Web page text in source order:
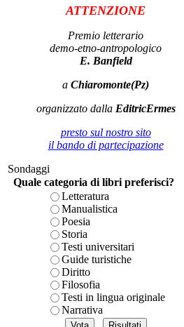
ATTENZIONE
Premio letterario
demo-etno-antropologico
E. Banfield
a Chiaromonte(Pz)
organizzato dalla EditricErmes
presto sul nostro sito
il bando di partecipazione
Sondaggi
Quale categoria di libri preferisci?
Letteratura
Manualistica
Poesia
Storia
Testi universitari
Guide turistiche
Diritto
Filosofia
Testi in lingua originale
Narrativa